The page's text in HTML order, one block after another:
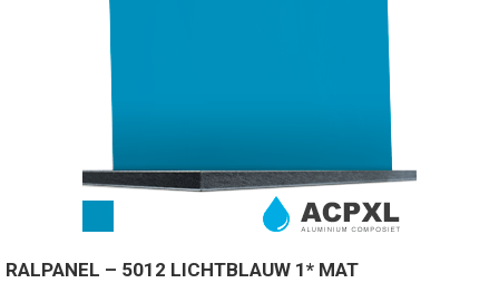
RALPANEL – 5012 LICHTBLAUW 1* MAT